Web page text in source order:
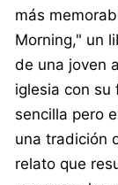
más
Morning," un
de una joven
iglesia con su
sencilla pero
una tradición
relato que